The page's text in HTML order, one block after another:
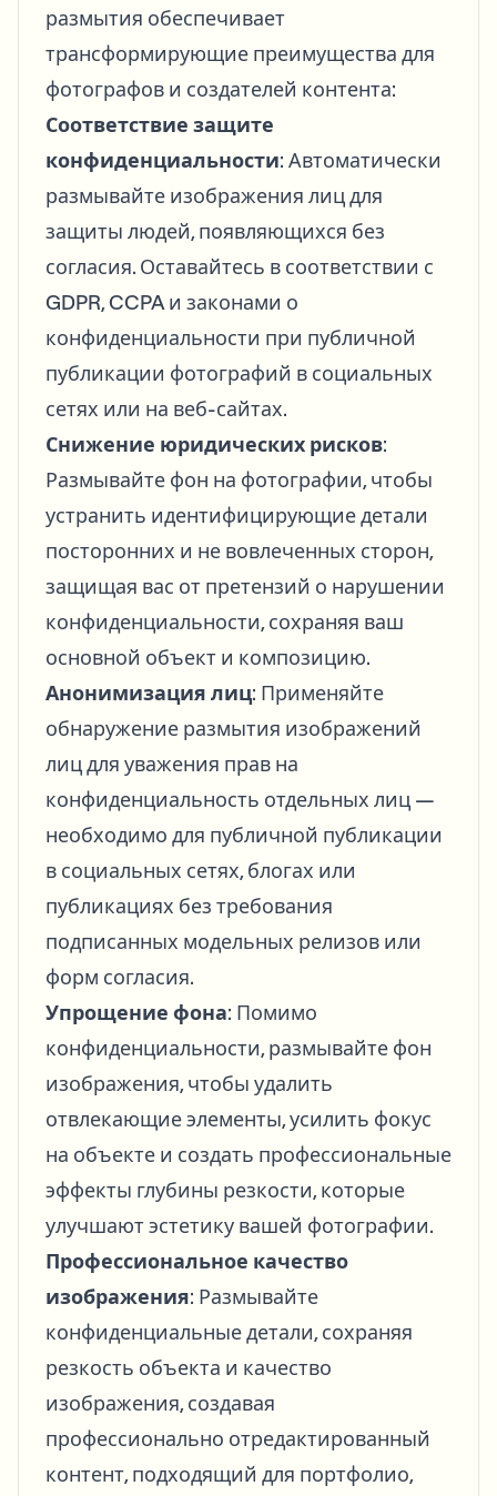
размытия обеспечивает
трансформирующие преимущества для
фотографов и создателей контента:
Соответствие защите
конфиденциальности: Автоматически
размывайте изображения лиц для
защиты людей, появляющихся без
согласия. Оставайтесь в соответствии с
GDPR, CCPA и законами о
конфиденциальности при публичной
публикации фотографий в социальных
сетях или на веб-сайтах.
Снижение юридических рисков:
Размывайте фон на фотографии, чтобы
устранить идентифицирующие детали
посторонних и не вовлеченных сторон,
защищая вас от претензий о нарушении
конфиденциальности, сохраняя ваш
основной объект и композицию.
Анонимизация лиц: Применяйте
обнаружение размытия изображений
лиц для уважения прав на
конфиденциальность отдельных лиц —
необходимо для публичной публикации
в социальных сетях, блогах или
публикациях без требования
подписанных модельных релизов или
форм согласия.
Упрощение фона: Помимо
конфиденциальности, размывайте фон
изображения, чтобы удалить
отвлекающие элементы, усилить фокус
на объекте и создать профессиональные
эффекты глубины резкости, которые
улучшают эстетику вашей фотографии.
Профессиональное качество
изображения: Размывайте
конфиденциальные детали, сохраняя
резкость объекта и качество
изображения, создавая
профессионально отредактированный
контент, подходящий для портфолио,